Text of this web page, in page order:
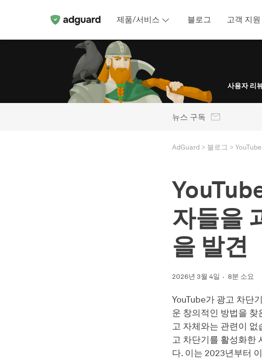
제품/서비스 블로그 고객 지원
사용자 리
뉴스 구독
AdGuard 블로그
자들을
을 발견
2026년 3월 4일 8분 소요
YouTube가 광고 차단
운 창의적인 방법을
고 자체와는 관련이
고 차단기를 활성화한
다. 이는 2023년부터